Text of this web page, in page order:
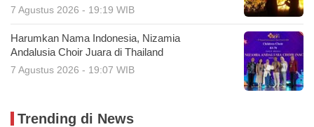
7 Agustus 2026 - 19:19 WIB
Harumkan Nama Indonesia, Nizamia
Andalusia Choir Juara di Thailand
7 Agustus 2026 - 19:07 WIB
Trending di News